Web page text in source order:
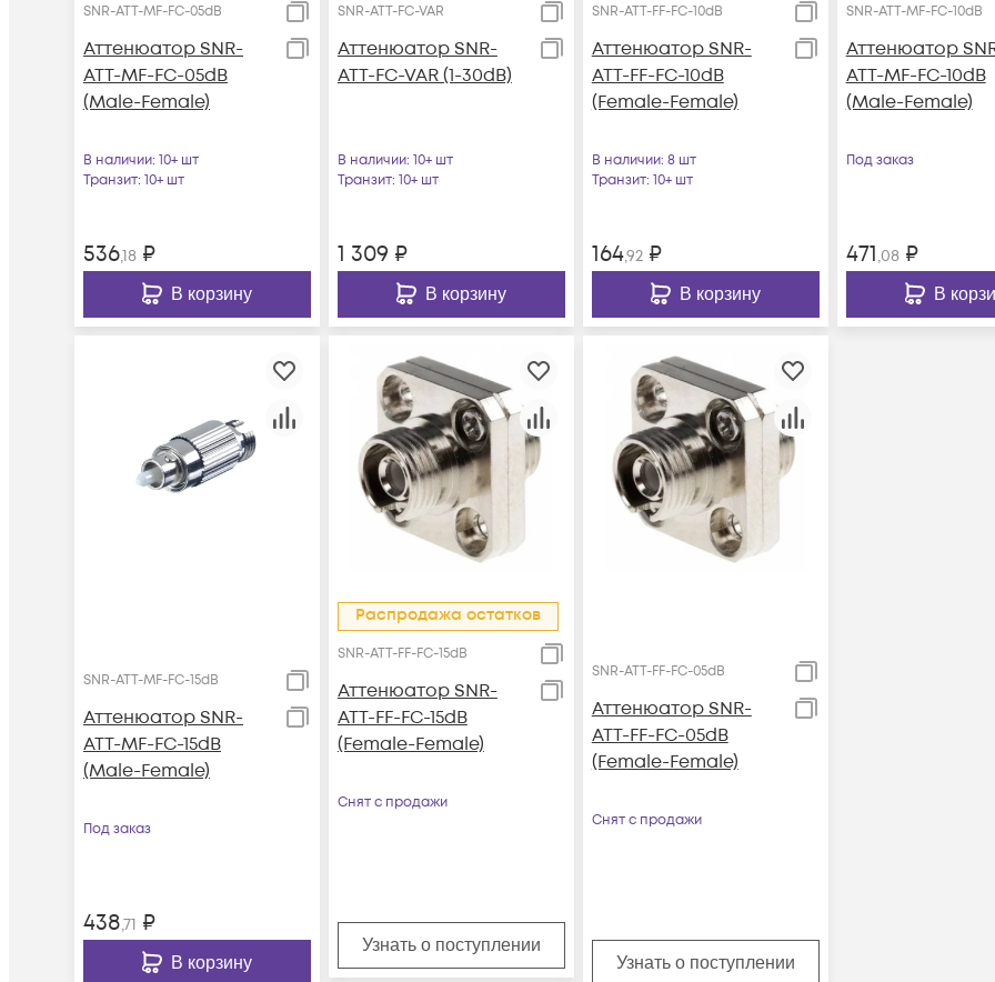
SNR-ATT-MF-FC-05dB
Аттенюатор SNR-
ATT-MF-FC-05dB
(Male-Female)
В наличии: 10+ шт
Транзит: 10+ шт
536,18 ₽
В корзину
SNR-ATT-FC-VAR
Аттенюатор SNR-
ATT-FC-VAR (1-30dB)
В наличии: 10+ шт
Транзит: 10+ шт
1 309 ₽
В корзину
SNR-ATT-FF-FC-10dB
Аттенюатор SNR-
ATT-FF-FC-10dB
(Female-Female)
В наличии: 8 шт
Транзит: 10+ шт
164,92₽
В корзину
SNR-ATT-MF-FC-10dB
Аттенюатор
ATT-MF-FC-10dB
(Male-Female)
Под заказ
471,08₽
В
SNR-ATT-MF-FC-15dB
Аттенюатор SNR-
ATT-MF-FC-15dB
(Male-Female)
Под заказ
438,71 ₽
В корзину
Распродажа остатков
SNR-ATT-FF-FC-15dB
Аттенюатор SNR-
ATT-FF-FC-15dB
(Female-Female)
Снят с продажи
Узнать о поступлении
SNR-ATT-FF-FC-05dB
Аттенюатор SNR-
ATT-FF-FC-05dB
(Female-Female)
Снят с продажи
Узнать о поступлении